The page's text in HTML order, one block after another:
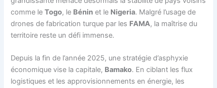
comme leTogo, le Bénin et le Nigeria. Malgré l’usage de
drones de fabrication turque par les FAMA, la maîtrise du
territoire reste un défi immense.
Depuis la fin de l’année 2025, une stratégie d’asphyxie
économique vise la capitale, Bamako. En ciblant les flux
logistiques et les approvisionnements en énergie, les